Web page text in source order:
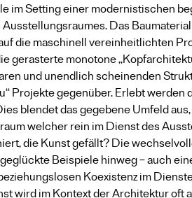
im Setting einer modernistischen
Das
die maschinell vereinheitlichten
gerasterte monotone
und unendlich scheinenden
Projekte gegenüber. Erlebt werden
blendet das gegebene Umfeld
welcher rein im Dienst des
die Kunst gefällt? Die
Beispiele hinweg – auch
Koexistenz im